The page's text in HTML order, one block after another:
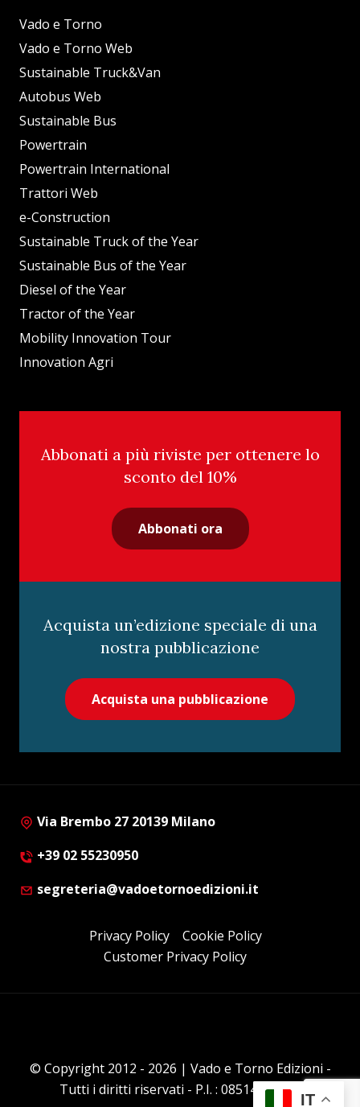
Vado e Torno
Vado e Torno Web
Sustainable Truck&Van
Autobus Web
Sustainable Bus
Powertrain
Powertrain International
Trattori Web
e-Construction
Sustainable Truck of the Year
Sustainable Bus of the Year
Diesel of the Year
Tractor of the Year
Mobility Innovation Tour
Innovation Agri
Abbonati a più riviste per ottenere lo
sconto del 10%
Abbonati ora
Acquista un’edizione speciale di una
nostra pubblicazione
Acquista una pubblicazione
Via Brembo 27 20139 Milano
+39 02 55230950
segreteria@vadoetornoedizioni.it
Privacy Policy
Cookie Policy
Customer Privacy Policy
© Copyright 2012 - 2026 | Vado e Torno Edizioni -
Tutti i diritti riservati - P.I. : 08514160152
IT